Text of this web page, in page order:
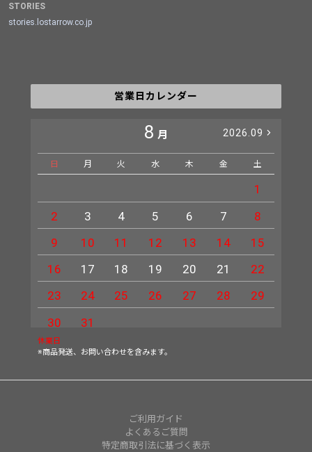
STORIES
stories.lostarrow.co.jp
営業日カレンダー
8 月 2026.09
日 月 火 水 木 金 土
1
2
3 4 5 6 7
8
9
10 11 12 13 14
15
16
17 18 19 20 21
22
23
24 25 26 27 28
29
30
31
休業日
※商品発送、お問い合わせを含みます。
ご利用ガイド
よくあるご質問
特定商取引法に基づく表示